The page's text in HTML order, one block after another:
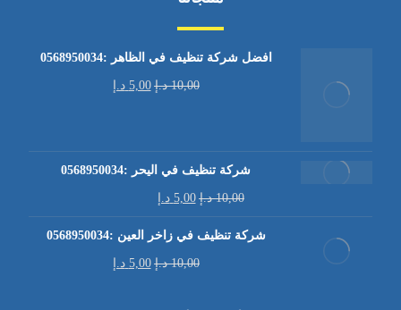
افضل شركة تنظيف في الظاهر :0568950034
10,00 د.إ 5,00 د.إ
شركة تنظيف في اليحر :0568950034
10,00 د.إ 5,00 د.إ
شركة تنظيف في زاخر العين :0568950034
10,00 د.إ 5,00 د.إ